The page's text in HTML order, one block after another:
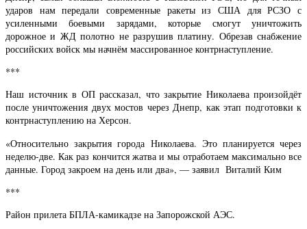
ударов нам передали современные ракеты из США для РСЗО с
усиленными боевыми зарядами, которые смогут уничтожить
дорожное и ЖД полотно не разрушив платину. Обрезав снабжение
российских войск мы начнём массированное контрнаступление.
***
Наш источник в ОП рассказал, что закрытие Николаева произойдёт
после уничтожения двух мостов через Днепр, как этап подготовки к
контрнаступлению на Херсон.
«Относительно закрытия города Николаева. Это планируется через
неделю-две. Как раз кончится жатва и мы отработаем максимально все
данные. Город закроем на день или два», — заявил Виталий Ким
***
Район прилета БПЛА-камикадзе на Запорожской АЭС.